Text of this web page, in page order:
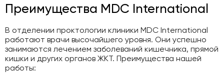
Преимущества MDC International
В отделении проктологии клиники MDC International
работают врачи высочайшего уровня. Они успешно
занимаются лечением заболеваний кишечника, прямой
кишки и других органов ЖКТ. Преимущества нашей
работы: